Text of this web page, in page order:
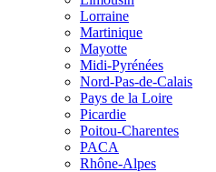
Lorraine
Martinique
Mayotte
Midi-Pyrénées
Nord-Pas-de-Calais
Pays de la Loire
Picardie
Poitou-Charentes
PACA
Rhône-Alpes